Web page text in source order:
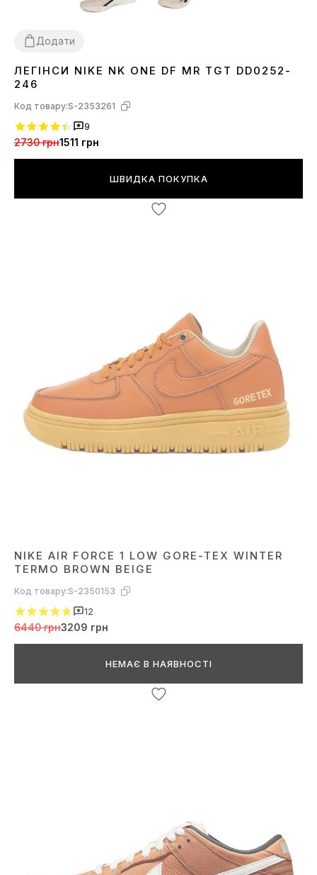
Додати
XS S M L
ЛЕГІНСИ NIKE NK ONE DF MR TGT DD0252-
246
Код товару:S-2353261
9
2730 грн1511 грн
ШВИДКА ПОКУПКА
NIKE AIR FORCE 1 LOW GORE-TEX WINTER
TERMO BROWN BEIGE
Код товару:S-2350153
12
6440 грн3209 грн
НЕМАЄ В НАЯВНОСТІ